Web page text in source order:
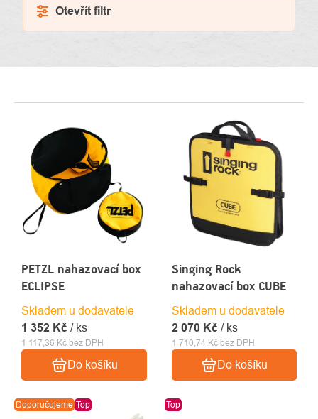
Otevřít filtr
PRODUKTŮ
PETZL nahazovací box
ECLIPSE
Skladem u dodavatele
1 117,36 Kč bez DPH
1 352 Kč / ks
Do košíku
Singing Rock
nahazovací box CUBE
Skladem u dodavatele
1 710,74 Kč bez DPH
2 070 Kč / ks
Do košíku
Doporučujeme Top Top